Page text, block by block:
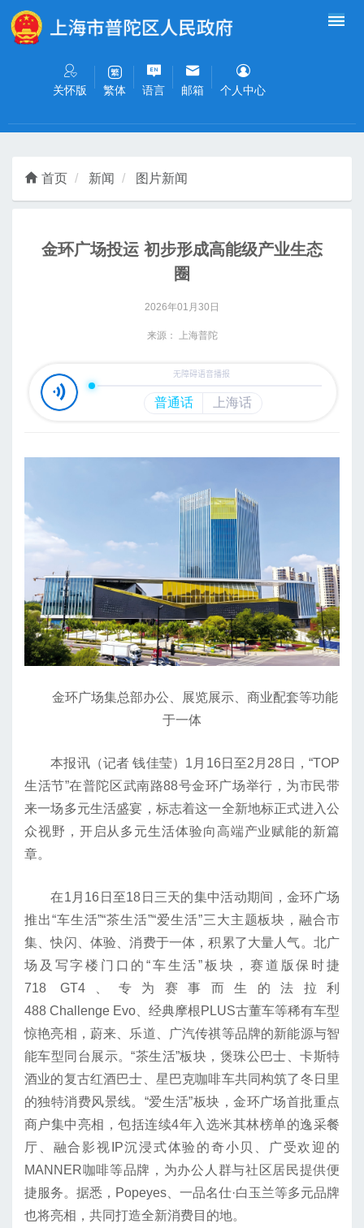
无障碍操作说明
关怀版 繁体 语言 邮箱 个人中心
首页 新闻 图片新闻
金环广场投运 初步形成高能级产业生态
圈
2026年01月30日
来源： 上海普陀
金环广场集总部办公、展览展示、商业配套等功能
于一体
本报讯（记者 钱佳莹）1月16日至2月28日，“TOP
生活节”在普陀区武南路88号金环广场举行，为市民带
来一场多元生活盛宴，标志着这一全新地标正式进入公
众视野，开启从多元生活体验向高端产业赋能的新篇
章。
在1月16日至18日三天的集中活动期间，金环广场
推出“车生活”“茶生活”“爱生活”三大主题板块，融合市
集、快闪、体验、消费于一体，积累了大量人气。北广
场及写字楼门口的“车生活”板块，赛道版保时捷
718 GT4、专为赛事而生的法拉利
488 Challenge Evo、经典摩根PLUS古董车等稀有车型
惊艳亮相，蔚来、乐道、广汽传祺等品牌的新能源与智
能车型同台展示。“茶生活”板块，煲珠公巴士、卡斯特
酒业的复古红酒巴士、星巴克咖啡车共同构筑了冬日里
的独特消费风景线。“爱生活”板块，金环广场首批重点
商户集中亮相，包括连续4年入选米其林榜单的逸采餐
厅、融合影视IP沉浸式体验的奇小贝、广受欢迎的
MANNER咖啡等品牌，为办公人群与社区居民提供便
捷服务。据悉，Popeyes、一品名仕·白玉兰等多元品牌
也将亮相，共同打造全新消费目的地。